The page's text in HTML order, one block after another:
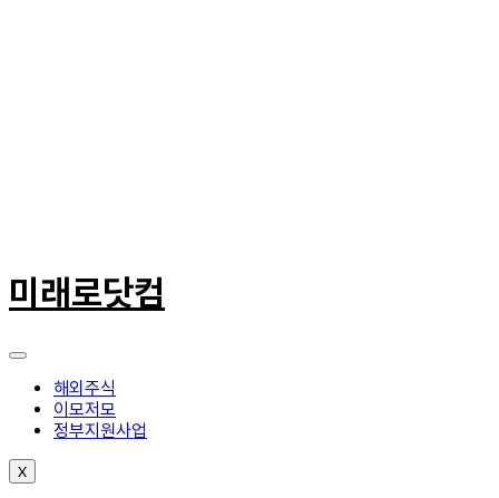
텐
츠
너
미래로닷컴
해외주식
이모저모
정부지원사업
X